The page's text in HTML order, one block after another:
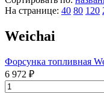
На странице: 40 80 120
Weichai
Форсунка топливная
6 972 ₽